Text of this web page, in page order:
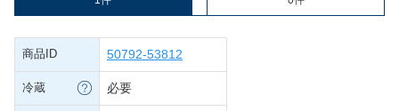
商品ID 50792-53812
冷蔵 必要